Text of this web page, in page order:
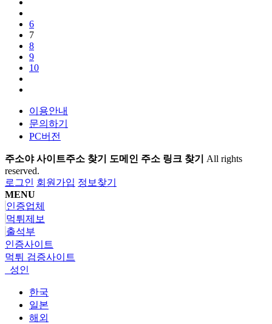
6
7
8
9
10
이용안내
문의하기
PC버전
주소야 사이트주소 찾기 도메인 주소 링크 찾기 All rights
reserved.
로그인 회원가입 정보찾기
MENU
인증업체
먹튀제보
출석부
인증사이트
먹튀 검증사이트
성인
한국
일본
해외